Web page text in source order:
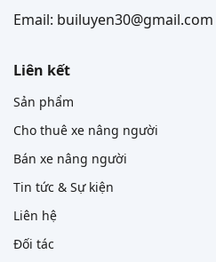
Email: builuyen30@gmail.com
Liên kết
Sản phẩm
Cho thuê xe nâng người
Bán xe nâng người
Tin tức & Sự kiện
Liên hệ
Đối tác